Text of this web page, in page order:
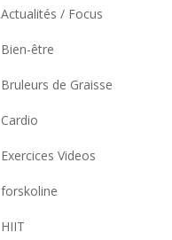
Actualités / Focus
Bien-être
Bruleurs de Graisse
Cardio
Exercices Videos
forskoline
HIIT